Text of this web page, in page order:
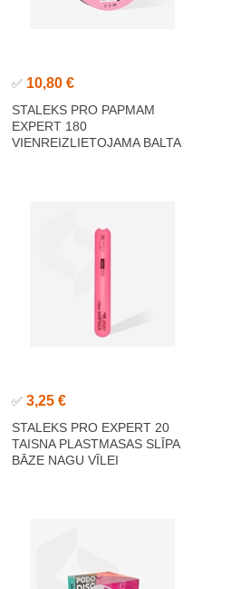
✅ 10,80 €
STALEKS PRO PAPMAM
EXPERT 180
VIENREIZLIETOJAMA BALTA
✅ 3,25 €
STALEKS PRO EXPERT 20
TAISNA PLASTMASAS SLĪPA
BĀZE NAGU VĪLEI